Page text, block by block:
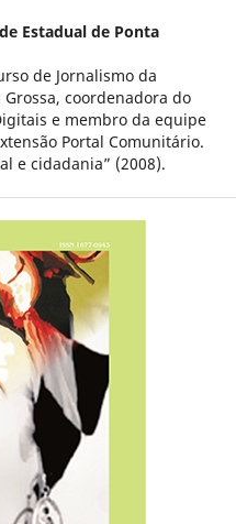
Estadual de Ponta
de Jornalismo da
coordenadora do
e membro da equipe
Portal Comunitário.
e cidadania” (2008).